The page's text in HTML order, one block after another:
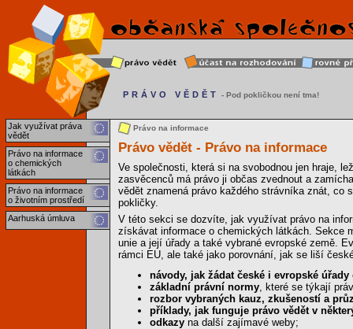
Jak využívat práva
vědět
Právo na informace
o chemických
látkách
Právo na informace
o životním prostředí
Aarhuská úmluva
PRÁVO VĚDĚT - Pod pokličkou není tma!
Právo na informace
Právo vědět - Právo na informace
Ve společnosti, která si na svobodnou jen hraje,
zasvěcenců má právo ji občas zvednout a
vědět znamená právo každého strávníka znát, co
pokličky.
V této sekci se dozvíte, jak využívat právo na
získávat informace o chemických látkách. Sekce
unie a její úřady a také vybrané evropské země.
rámci EU, ale také jako porovnání, jak se liší
návody, jak žádat české i evropské
základní právní normy , které se týkají
rozbor vybraných kauz, zkušeností a
příklady, jak funguje právo vědět v
odkazy na další zajímavé weby;